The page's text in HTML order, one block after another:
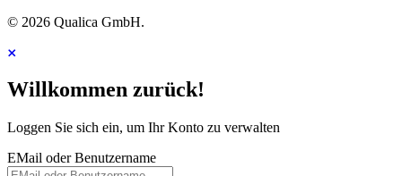
© 2026 Qualica GmbH.
Willkommen zurück!
Loggen Sie sich ein, um Ihr Konto zu verwalten
EMail oder Benutzername